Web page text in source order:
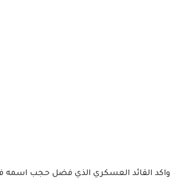
واكد القائد العسكري الذي فضل حجب اسمه